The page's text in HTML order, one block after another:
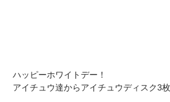
ハッピーホワイトデー！
アイチュウ達からアイチュウディスク3